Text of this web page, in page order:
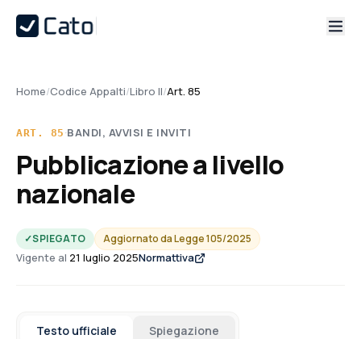
Home/Codice Appalti/Libro II/Art. 85
ART. 85 ·BANDI, AVVISI E INVITI
Pubblicazione a livello
nazionale
✓SPIEGATO Aggiornato daLegge 105/2025
Vigente al 21 luglio 2025Normattiva
Testo ufficiale Spiegazione